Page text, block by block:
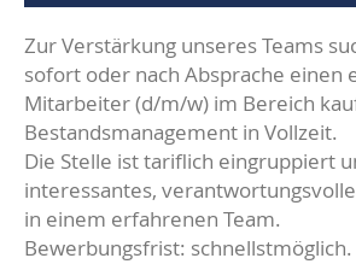
Zur Verstärkung unseres Teams
sofort oder nach Absprache einen
Mitarbeiter (d/m/w) im Bereich
Bestandsmanagement in Vollzeit.
Die Stelle ist tariflich eingruppiert
interessantes,
in einem erfahrenen Team.
Bewerbungsfrist: schnellstmöglich.